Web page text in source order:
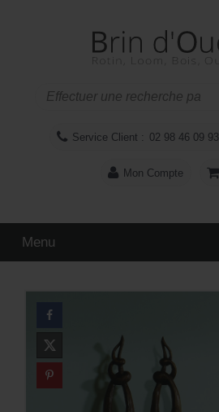
Service Client : 02 98 46 09 93
Mon Compte
Menu